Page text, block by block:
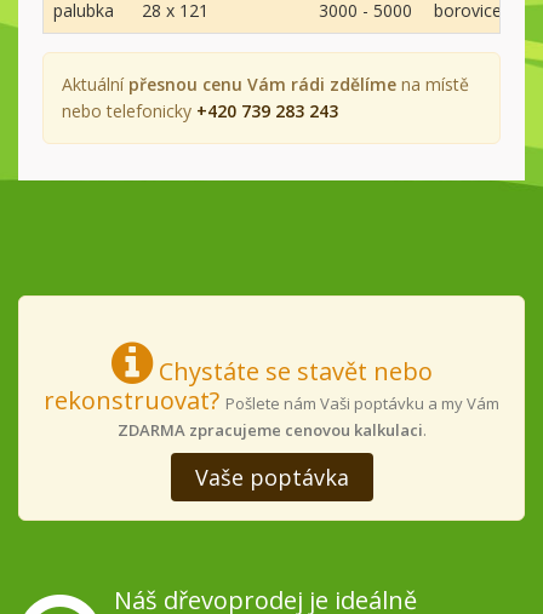
palubka
28 x 121 3000 - 5000 borovice
Aktuální přesnou cenu Vám rádi zdělíme na místě
nebo telefonicky +420 739 283 243
Chystáte se stavět nebo
rekonstruovat? Pošlete nám Vaši poptávku a my Vám
ZDARMA zpracujeme cenovou kalkulaci.
Vaše poptávka
Náš dřevoprodej je ideálně